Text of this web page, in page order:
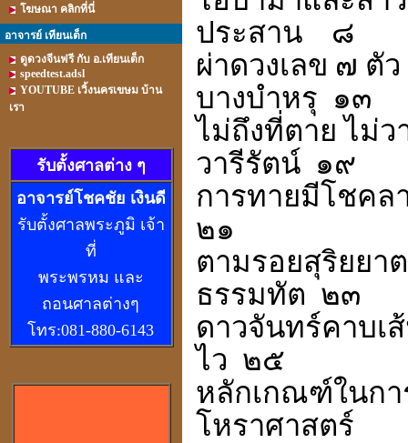
โฆษณา คลิกที่นี่
อาจารย์ เทียนเต็ก
ดูดวงจีนฟรี กับ อ.เทียนเต็ก
speedtest.adsl
YOUTUBE เวิ้งนครเขษม บ้าน
เรา
รับตั้งศาลต่าง ๆ
อาจารย์โชคชัย เงินดี
รับตั้งศาลพระภูมิ เจ้า
ที่
พระพรหม และ
ถอนศาลต่างๆ
โทร:081-880-6143
ประสาน
๘
ผ่าดวงเลข ๗ ตั
บางบำหรุ ๑๓
ไม่ถึงที่ตาย ไม่ว
วารีรัตน์ ๑๙
การทายมีโชคล
๒๑
ตามรอยสุริยยา
ธรรมทัต ๒๓
ดาวจันทร์คาบเ
ไว ๒๕
หลักเกณฑ์ในก
โหราศาสตร์